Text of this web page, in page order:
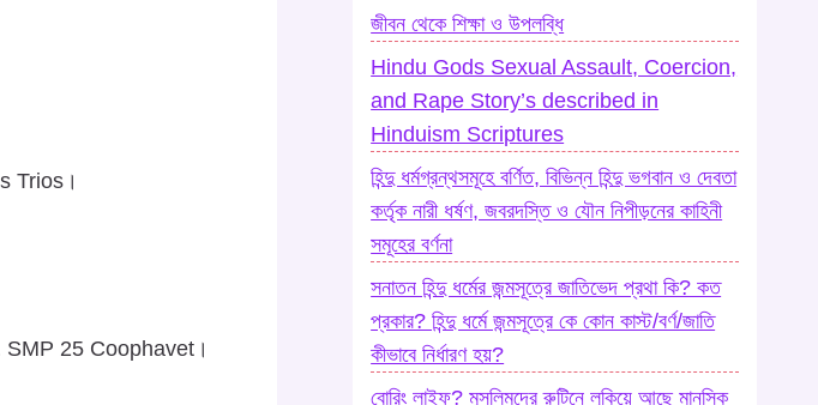
Trios।
25 Coophavet।
জীবন থেকে শিক্ষা ও উপলব্ধি
Hindu Gods Sexual Assault, Coercion,
and Rape Story’s described in
Hinduism Scriptures
হিন্দু ধর্মগ্রন্থসমূহে বর্ণিত, বিভিন্ন হিন্দু ভগবান ও দেবতা
কর্তৃক নারী ধর্ষণ, জবরদস্তি ও যৌন নিপীড়নের কাহিনী
সমূহের বর্ণনা
সনাতন হিন্দু ধর্মের জন্মসূত্রে জাতিভেদ প্রথা কি? কত
প্রকার? হিন্দু ধর্মে জন্মসূত্রে কে কোন কাস্ট/বর্ণ/জাতি
কীভাবে নির্ধারণ হয়?
বোরিং লাইফ? মুসলিমদের রুটিনে লুকিয়ে আছে মানসিক